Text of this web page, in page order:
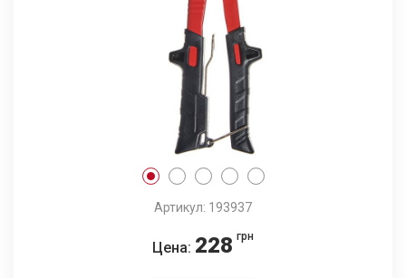
Артикул: 193937
Цена: 228 грн